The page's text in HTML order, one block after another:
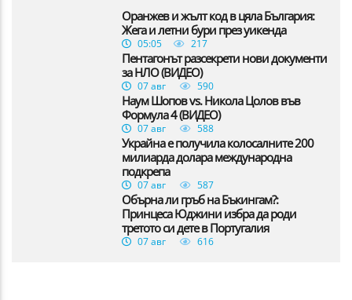
Оранжев и жълт код в цяла България:
Жега и летни бури през уикенда
05:05 217
Пентагонът разсекрети нови документи
за НЛО (ВИДЕО)
07 авг 590
Наум Шопов vs. Никола Цолов във
Формула 4 (ВИДЕО)
07 авг 588
Украйна е получила колосалните 200
милиарда долара международна
подкрепа
07 авг 587
Обърна ли гръб на Бъкингам?:
Принцеса Юджини избра да роди
третото си дете в Португалия
07 авг 616